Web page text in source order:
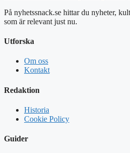
På nyhetssnack.se hittar du nyheter,
som är relevant just nu.
Utforska
Om oss
Kontakt
Redaktion
Historia
Cookie Policy
Guider